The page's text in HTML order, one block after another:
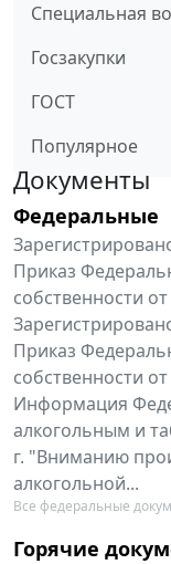
Специальная
Госзакупки
ГОСТ
Популярное
Документы
Федеральные
Приказ
собственности
Приказ
собственности
Информация
алкогольным и
г. "Вниманию
алкогольной...
Все федеральные
Горячие